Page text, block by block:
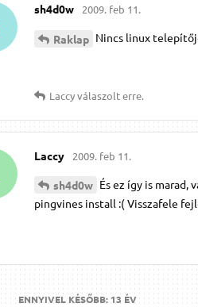
sh4d0w 2009. feb 11.
Raklap Nincs linux
Laccyválaszolt erre.
Laccy 2009. feb 11.
sh4d0w És ez így is
pingvines install :( Visszafele
ENNYIVEL KÉSŐBB:13 ÉV